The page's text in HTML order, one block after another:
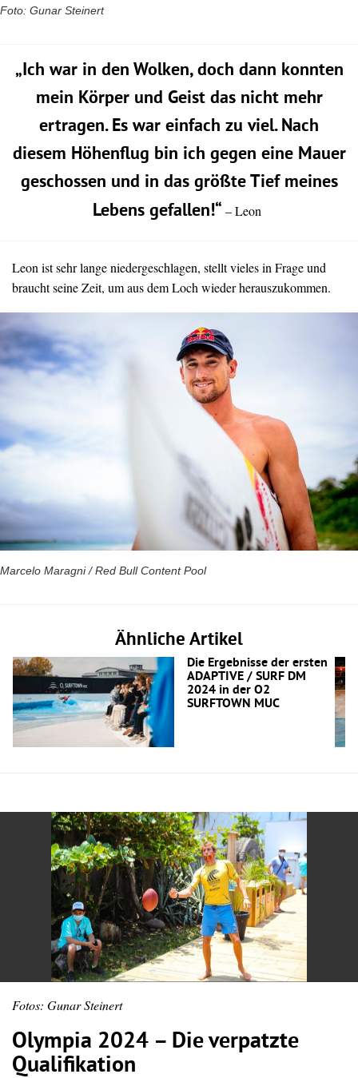
Foto: Gunar Steinert
„Ich war in den Wolken, doch dann konnten
mein Körper und Geist das nicht mehr
ertragen. Es war einfach zu viel. Nach
diesem Höhenflug bin ich gegen eine Mauer
geschossen und in das größte Tief meines
Lebens gefallen!“ – Leon
Leon ist sehr lange niedergeschlagen, stellt vieles in Frage und
braucht seine Zeit, um aus dem Loch wieder herauszukommen.
Marcelo Maragni / Red Bull Content Pool
Ähnliche Artikel
Die Ergebnisse der ersten
ADAPTIVE / SURF DM
2024 in der O2
SURFTOWN MUC
Fotos: Gunar Steinert
Olympia 2024 – Die verpatzte
Qualifikation